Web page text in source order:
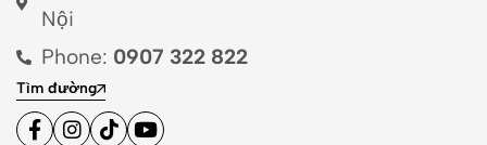
Nội
Phone: 0907 322 822
Tìm đường